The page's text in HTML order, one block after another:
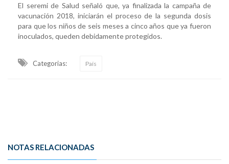
El seremi de Salud señaló que, ya finalizada la campaña de
vacunación 2018, iniciarán el proceso de la segunda dosis
para que los niños de seis meses a cinco años que ya fueron
inoculados, queden debidamente protegidos.
Categorias: País
NOTAS RELACIONADAS